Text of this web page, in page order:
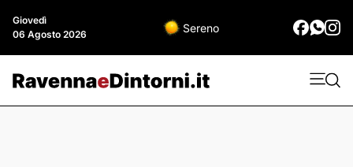
Giovedì
06 Agosto 2026
Sereno